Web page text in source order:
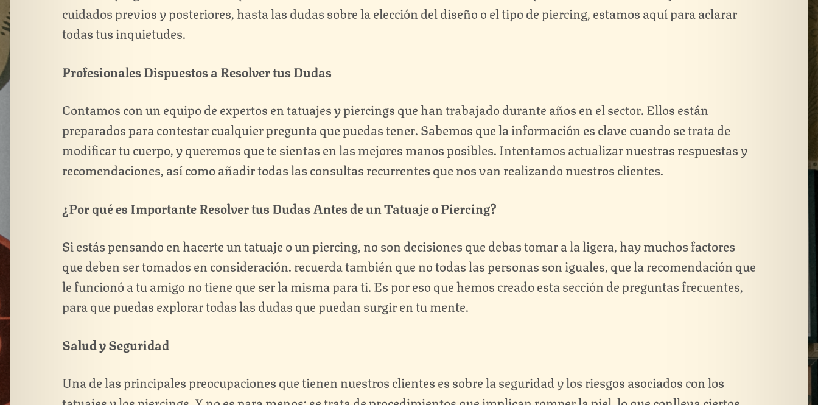
cuidados previos y posteriores, hasta las dudas sobre la elección del diseño o el tipo de piercing, estamos aquí para aclarar
todas tus inquietudes.
Profesionales Dispuestos a Resolver tus Dudas
Contamos con un equipo de expertos en tatuajes y piercings que han trabajado durante años en el sector. Ellos están
preparados para contestar cualquier pregunta que puedas tener. Sabemos que la información es clave cuando se trata de
modificar tu cuerpo, y queremos que te sientas en las mejores manos posibles. Intentamos actualizar nuestras respuestas y
recomendaciones, así como añadir todas las consultas recurrentes que nos van realizando nuestros clientes.
¿Por qué es Importante Resolver tus Dudas Antes de un Tatuaje o Piercing?
Si estás pensando en hacerte un tatuaje o un piercing, no son decisiones que debas tomar a la ligera, hay muchos factores
que deben ser tomados en consideración. recuerda también que no todas las personas son iguales, que la recomendación que
le funcionó a tu amigo no tiene que ser la misma para ti. Es por eso que hemos creado esta sección de preguntas frecuentes,
para que puedas explorar todas las dudas que puedan surgir en tu mente.
Salud y Seguridad
Una de las principales preocupaciones que tienen nuestros clientes es sobre la seguridad y los riesgos asociados con los